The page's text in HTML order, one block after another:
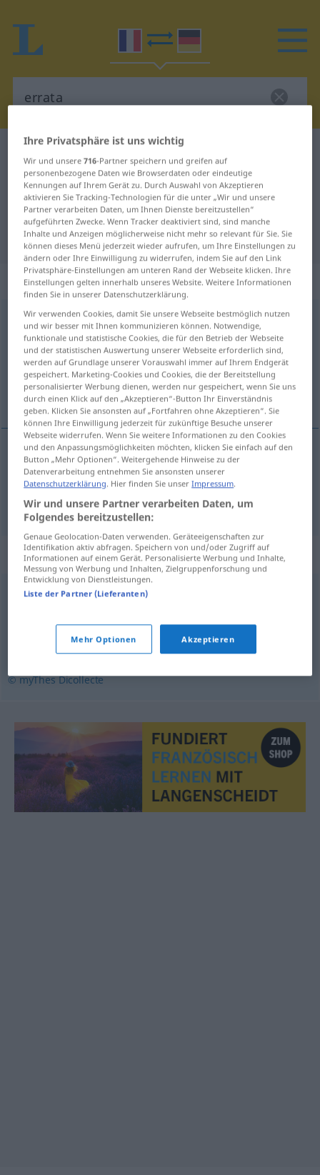
Französisch-Deutsch Wörterbuch
Französisch-Deutsch Übersetzung
für "errata"
"errata" Deutsch Übersetzung
„errata“: masculin
errata [ɛʀata]m <inv>
Übersicht aller Übersetzungen
(Für mehr Details die Übersetzung anklicken/antippen)
Errata, Druckfehlerverzeichnis
Erratanpl errata TYPO
Druckfehler(verzeichnis)mpl(n) errata
Synonyme für "errata"
énumération
suite,index,bordereau,mémoire,nombre
© myThes Dicollecte
Ihre Privatsphäre ist uns wichtig
Wir und unsere716-Partner speichern und greifen auf
personenbezogene Daten wie Browserdaten oder eindeutige
Kennungen auf Ihrem Gerät zu. Durch Auswahl von Akzeptieren
aktivieren Sie Tracking-Technologien für die unter „Wir und unsere
Partner verarbeiten Daten, um Ihnen Dienste bereitzustellen“
aufgeführten Zwecke. Wenn Tracker deaktiviert sind, sind manche
Inhalte und Anzeigen möglicherweise nicht mehr so relevant für Sie. Sie
können dieses Menü jederzeit wieder aufrufen, um Ihre Einstellungen zu
ändern oder Ihre Einwilligung zu widerrufen, indem Sie auf den Link
Privatsphäre-Einstellungen am unteren Rand der Webseite klicken. Ihre
Einstellungen gelten innerhalb unseres Website. Weitere Informationen
finden Sie in unserer Datenschutzerklärung.
Wir verwenden Cookies, damit Sie unsere Webseite bestmöglich nutzen
und wir besser mit Ihnen kommunizieren können. Notwendige,
funktionale und statistische Cookies, die für den Betrieb der Webseite
und der statistischen Auswertung unserer Webseite erforderlich sind,
werden auf Grundlage unserer Vorauswahl immer auf Ihrem Endgerät
gespeichert. Marketing-Cookies und Cookies, die der Bereitstellung
personalisierter Werbung dienen, werden nur gespeichert, wenn Sie uns
durch einen Klick auf den „Akzeptieren“-Button Ihr Einverständnis
geben. Klicken Sie ansonsten auf „Fortfahren ohne Akzeptieren“. Sie
können Ihre Einwilligung jederzeit für zukünftige Besuche unserer
Webseite widerrufen. Wenn Sie weitere Informationen zu den Cookies
und den Anpassungsmöglichkeiten möchten, klicken Sie einfach auf den
Button „Mehr Optionen“. Weitergehende Hinweise zu der
Datenverarbeitung entnehmen Sie ansonsten unserer
Datenschutzerklärung. Hier finden Sie unserImpressum.
Wir und unsere Partner verarbeiten Daten, um
Folgendes bereitzustellen:
Genaue Geolocation-Daten verwenden. Geräteeigenschaften zur
Identifikation aktiv abfragen. Speichern von und/oder Zugriff auf
Informationen auf einem Gerät. Personalisierte Werbung und Inhalte,
Messung von Werbung und Inhalten, Zielgruppenforschung und
Entwicklung von Dienstleistungen.
Liste der Partner (Lieferanten)
Mehr Optionen Akzeptieren